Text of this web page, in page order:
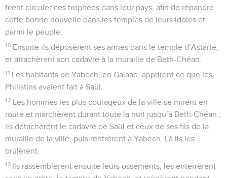
firent circuler ces trophées dans leur pays, afin de répandre
cette bonne nouvelle dans les temples de leurs idoles et
parmi le peuple.
10 Ensuite ils déposèrent ses armes dans le temple d’Astarté,
et attachèrent son cadavre à la muraille de Beth-Chéan.
11 Les habitants de Yabech, en Galaad, apprirent ce que les
Philistins avaient fait à Saül.
12 Les hommes les plus courageux de la ville se mirent en
route et marchèrent durant toute la nuit jusqu’à Beth-Chéan ;
ils détachèrent le cadavre de Saül et ceux de ses fils de la
muraille de la ville, puis rentrèrent à Yabech. Là ils les
brûlèrent.
13 Ils rassemblèrent ensuite leurs ossements, les enterrèrent